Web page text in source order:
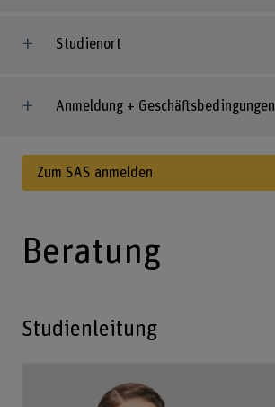
Studienort
Anmeldung + Geschäftsbedingungen
Zum SAS anmelden
Beratung
Studienleitung